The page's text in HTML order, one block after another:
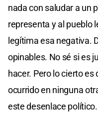
nada con saludar a un
representa y al pueblo
legítima esa negativa.
opinables. No sé si es
hacer. Pero lo cierto es
ocurrido en ninguna
este desenlace